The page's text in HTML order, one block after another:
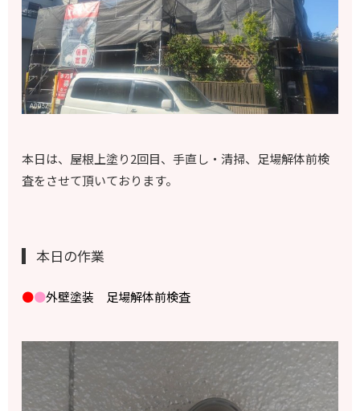
本日は、屋根上塗り2回目、手直し・清掃、足場解体前検
査をさせて頂いております。
本日の作業
●●外壁塗装 足場解体前検査